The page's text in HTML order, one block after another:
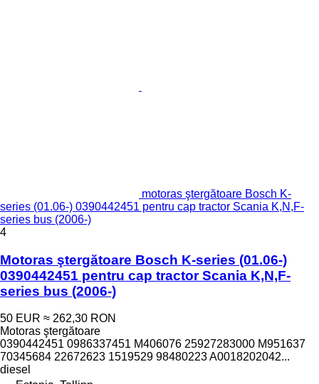
motoras ştergătoare Bosch K-
series (01.06-) 0390442451 pentru cap tractor Scania K,N,F-
series bus (2006-)
4
Motoras ştergătoare Bosch K-series (01.06-)
0390442451 pentru cap tractor Scania K,N,F-
series bus (2006-)
50 EUR ≈ 262,30 RON
Motoras ştergătoare
0390442451 0986337451 M406076 25927283000 M951637
70345684 22672623 1519529 98480223 A0018202042...
diesel